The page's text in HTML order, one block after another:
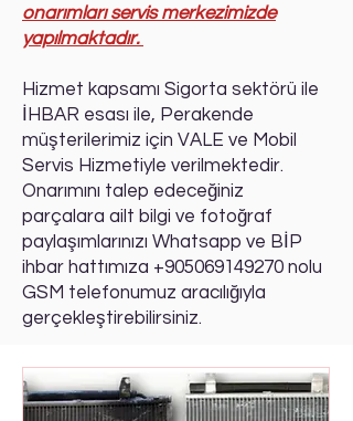
onarımları servis merkezimizde
yapılmaktadır.
Hizmet kapsamı Sigorta sektörü ile
İHBAR esası ile, Perakende
müşterilerimiz için VALE ve Mobil
Servis Hizmetiyle verilmektedir.
Onarımını talep edeceğiniz
parçalara ailt bilgi ve fotoğraf
paylaşımlarınızı Whatsapp ve BİP
ihbar hattımıza +905069149270 nolu
GSM telefonumuz aracılığıyla
gerçekleştirebilirsiniz.